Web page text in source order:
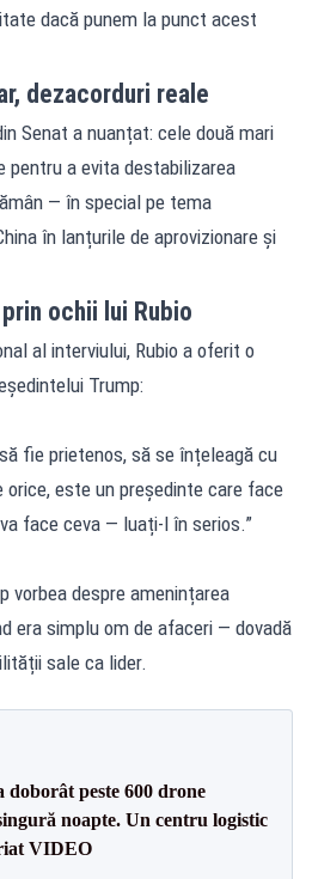
dacă punem la punct acest
dezacorduri reale
Senat a nuanțat: cele două mari
pentru a evita destabilizarea
— în special pe tema
în lanțurile de aprovizionare și
ochii lui Rubio
al interviului, Rubio a oferit o
Trump:
fie prietenos, să se înțeleagă cu
orice, este un președinte care face
face ceva — luați-l în serios.”
vorbea despre amenințarea
era simplu om de afaceri — dovadă
sale ca lider.
doborât peste 600 drone
noapte. Un centru logistic
VIDEO